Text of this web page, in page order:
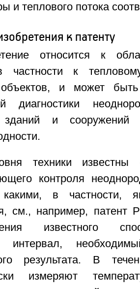
и теплового потока
к патенту
относится к
частности к
и может
диагностики
зданий и сооружений
техники известны
контроля
какими, в частности,
см., например,
известного
интервал,
результата. В
измеряют